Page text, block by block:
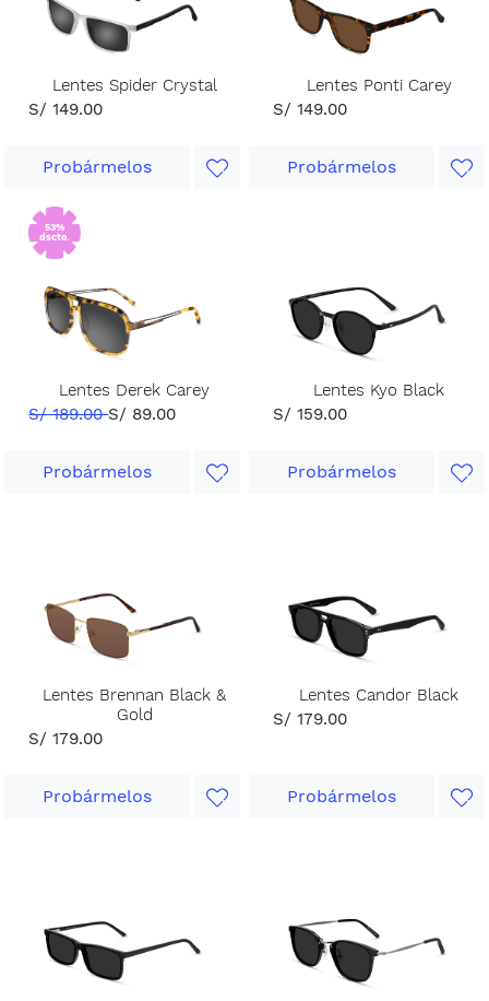
Lentes Spider Crystal
S/ 149.00
Probármelos
Lentes Ponti Carey
S/ 149.00
Probármelos
53%
dscto.
Lentes Derek Carey
S/ 189.00S/ 89.00
Probármelos
Lentes Kyo Black
S/ 159.00
Probármelos
Lentes Brennan Black &
Gold
S/ 179.00
Probármelos
Lentes Candor Black
S/ 179.00
Probármelos